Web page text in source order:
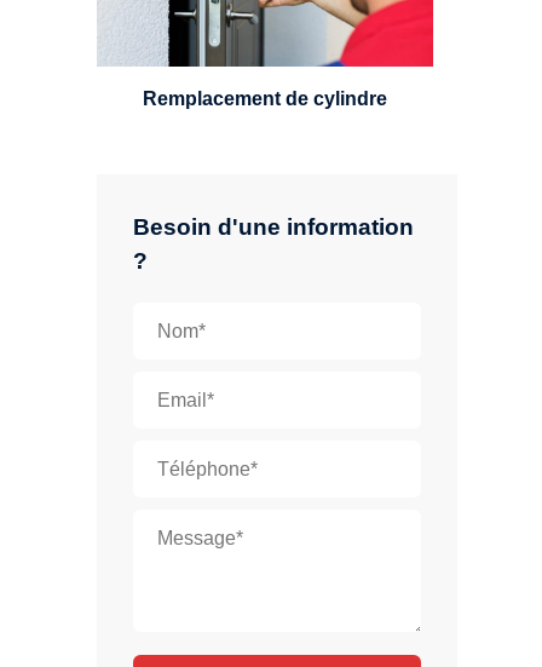
Besoin d'une information
?
leviers, Mul-T-Lock ou encore
multipoints.
Remplacement de cylindre